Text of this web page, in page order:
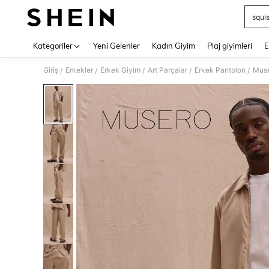
Kategoriler Yeni Gelenler Kadın Giyim Plaj giyimleri
Giriş / Erkekler / Erkek Giyim / Art Parçalar / Erkek Pantolon /